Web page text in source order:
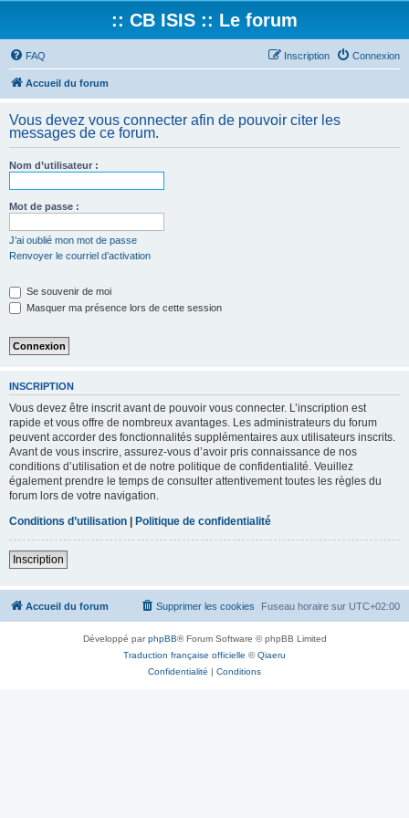
:: CB ISIS :: Le forum
FAQ Connexion
Inscription
Accueil du forum
Vous devez vous connecter afin de pouvoir citer les
messages de ce forum.
Nom d’utilisateur :
Mot de passe :
J’ai oublié mon mot de passe
Renvoyer le courriel d’activation
Se souvenir de moi
Masquer ma présence lors de cette session
INSCRIPTION
Vous devez être inscrit avant de pouvoir vous connecter. L’inscription est
rapide et vous offre de nombreux avantages. Les administrateurs du forum
peuvent accorder des fonctionnalités supplémentaires aux utilisateurs inscrits.
Avant de vous inscrire, assurez-vous d’avoir pris connaissance de nos
conditions d’utilisation et de notre politique de confidentialité. Veuillez
également prendre le temps de consulter attentivement toutes les règles du
forum lors de votre navigation.
Conditions d’utilisation | Politique de confidentialité
Inscription
Accueil du forum Fuseau horaire sur UTC+02:00
Supprimer les cookies
Développé parphpBB® Forum Software © phpBB Limited
Traduction française officielle ©Qiaeru
Confidentialité | Conditions